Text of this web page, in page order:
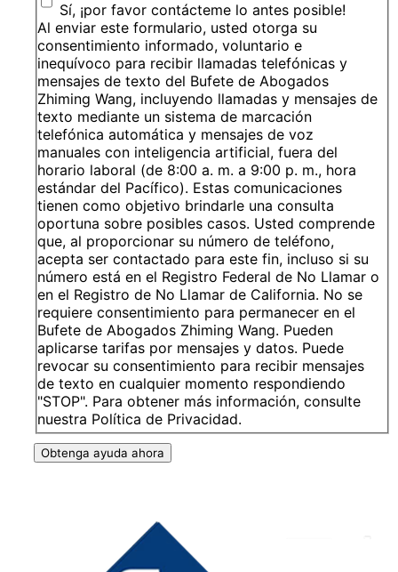
Sí, ¡por favor contácteme lo antes posible!
Al enviar este formulario, usted otorga su
consentimiento informado, voluntario e
inequívoco para recibir llamadas telefónicas y
mensajes de texto del Bufete de Abogados
Zhiming Wang, incluyendo llamadas y mensajes de
texto mediante un sistema de marcación
telefónica automática y mensajes de voz
manuales con inteligencia artificial, fuera del
horario laboral (de 8:00 a. m. a 9:00 p. m., hora
estándar del Pacífico). Estas comunicaciones
tienen como objetivo brindarle una consulta
oportuna sobre posibles casos. Usted comprende
que, al proporcionar su número de teléfono,
acepta ser contactado para este fin, incluso si su
número está en el Registro Federal de No Llamar o
en el Registro de No Llamar de California. No se
requiere consentimiento para permanecer en el
Bufete de Abogados Zhiming Wang. Pueden
aplicarse tarifas por mensajes y datos. Puede
revocar su consentimiento para recibir mensajes
de texto en cualquier momento respondiendo
"STOP". Para obtener más información, consulte
nuestra Política de Privacidad.
Obtenga ayuda ahora